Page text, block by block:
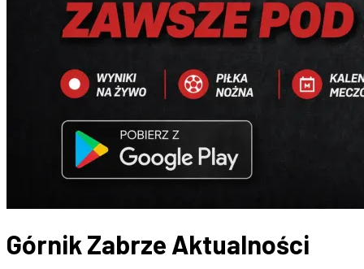
Górnik Zabrze Aktualności